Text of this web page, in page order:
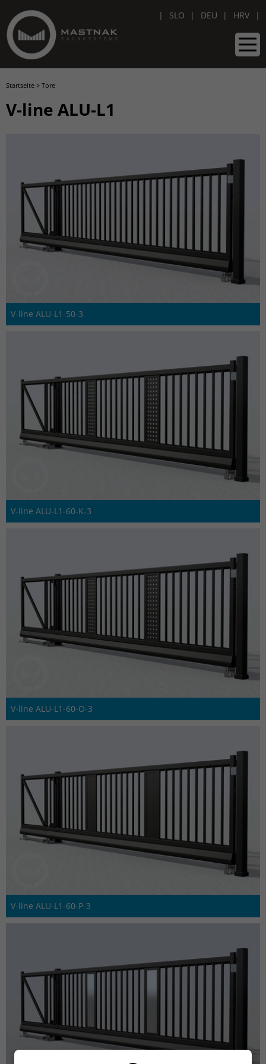
SLO DEU HRV
Startseite > Tore
V-line ALU-L1
V-line ALU-L1-50-3
V-line ALU-L1-60-K-3
V-line ALU-L1-60-O-3
V-line ALU-L1-60-P-3